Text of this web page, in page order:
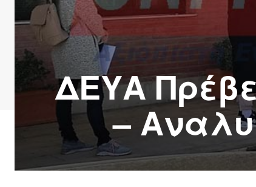
ΔΕΥΑ
–